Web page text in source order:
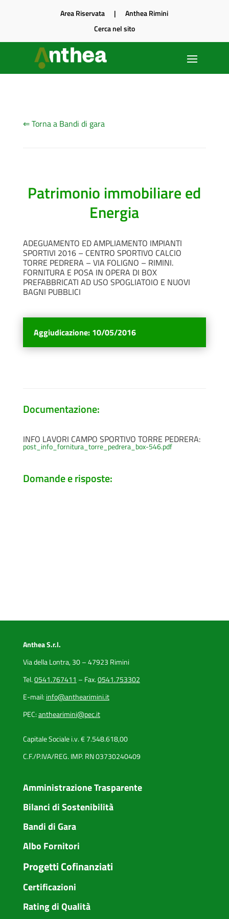
Area Riservata |Anthea Rimini
Cerca nel sito
⇐ Torna a Bandi di gara
Patrimonio immobiliare ed
Energia
ADEGUAMENTO ED AMPLIAMENTO IMPIANTI
SPORTIVI 2016 – CENTRO SPORTIVO CALCIO
TORRE PEDRERA – VIA FOLIGNO – RIMINI.
FORNITURA E POSA IN OPERA DI BOX
PREFABBRICATI AD USO SPOGLIATOIO E NUOVI
BAGNI PUBBLICI
Aggiudicazione: 10/05/2016
Documentazione:
INFO LAVORI CAMPO SPORTIVO TORRE PEDRERA:
post_info_fornitura_torre_pedrera_box-546.pdf
Domande e risposte:
Anthea S.r.l.
Via della Lontra, 30 – 47923 Rimini
Tel.0541.767411 – Fax.0541.753302
E-mail: info@anthearimini.it
PEC:anthearimini@pec.it
Capitale Sociale i.v. € 7.548.618,00
C.F./P.IVA/REG. IMP. RN 03730240409
Amministrazione Trasparente
Bilanci di Sostenibilità
Bandi di Gara
Albo Fornitori
Progetti Cofinanziati
Certificazioni
Rating di Qualità